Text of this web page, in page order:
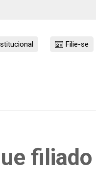
Filie-se